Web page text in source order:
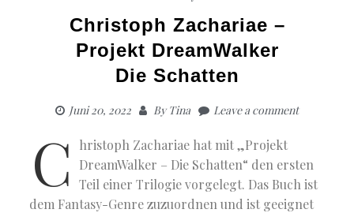
Christoph Zachariae –
Projekt DreamWalker
Die Schatten
Juni 20, 2022 ByTina Leave a comment
C
hristoph Zachariae hat mit „Projekt
DreamWalker – Die Schatten“ den ersten
Teil einer Trilogie vorgelegt. Das Buch ist
dem Fantasy-Genre zuzuordnen und ist geeignet